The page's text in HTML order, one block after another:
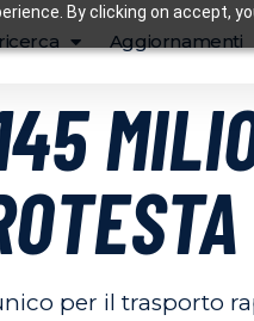
By clicking on accept,
Aggiornamenti
per il trasporto